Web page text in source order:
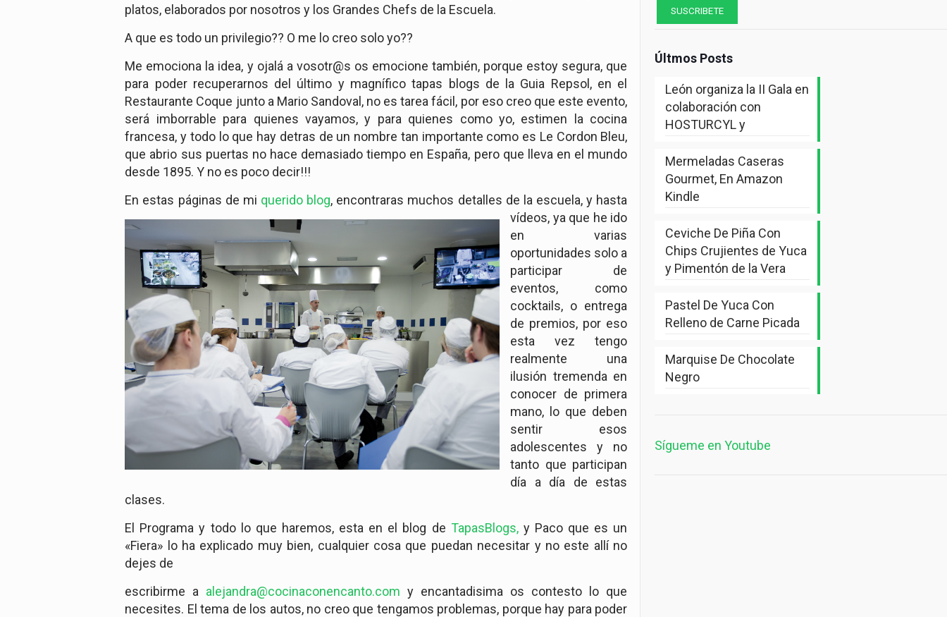
platos, elaborados por nosotros y los Grandes Chefs de la Escuela.
A que es todo un privilegio?? O me lo creo solo yo??
Me emociona la idea, y ojalá a vosotr@s os emocione también, porque estoy segura, que
para poder recuperarnos del último y magnífico tapas blogs de la Guia Repsol, en el
Restaurante Coque junto a Mario Sandoval, no es tarea fácil, por eso creo que este evento,
será imborrable para quienes vayamos, y para quienes como yo, estimen la cocina
francesa, y todo lo que hay detras de un nombre tan importante como es Le Cordon Bleu,
que abrio sus puertas no hace demasiado tiempo en España, pero que lleva en el mundo
desde 1895. Y no es poco decir!!!
En estas páginas de mi querido blog, encontraras muchos detalles de la escuela, y hasta
vídeos, ya que he ido
en varias
oportunidades solo a
participar de
eventos, como
cocktails, o entrega
de premios, por eso
esta vez tengo
realmente una
ilusión tremenda en
conocer de primera
mano, lo que deben
sentir esos
adolescentes y no
tanto que participan
día a día de estas
clases.
El Programa y todo lo que haremos, esta en el blog de TapasBlogs, y Paco que es un
«Fiera» lo ha explicado muy bien, cualquier cosa que puedan necesitar y no este allí no
dejes de
escribirme a alejandra@cocinaconencanto.com y encantadisima os contesto lo que
necesites. El tema de los autos, no creo que tengamos problemas, porque hay para poder
Últmos Posts
León organiza la II Gala en
colaboración con
HOSTURCYL y
Mermeladas Caseras
Gourmet, En Amazon
Kindle
Ceviche De Piña Con
Chips Crujientes de Yuca
y Pimentón de la Vera
Pastel De Yuca Con
Relleno de Carne Picada
Marquise De Chocolate
Negro
Sígueme en Youtube